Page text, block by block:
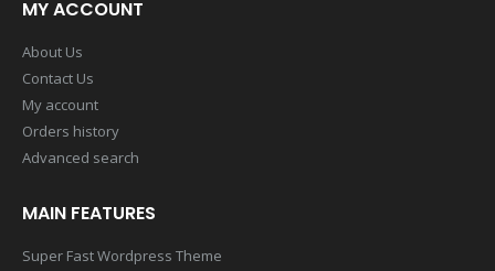
Contact Us
My account
Orders history
Advanced search
Top rated Wordpress theme